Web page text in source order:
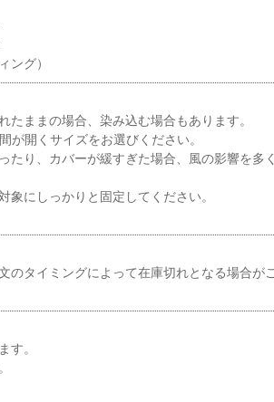
ング）
ままの場合、染み込む場合もあります。
開くサイズをお選びください。
り、カバーが緩すぎた場合、風の影響を多
にしっかりと固定してください。
タイミングによって在庫切れとなる場合が
す。